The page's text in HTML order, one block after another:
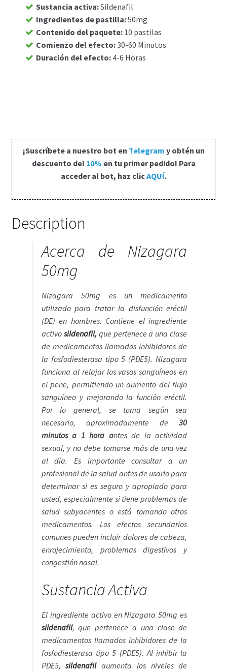
Carrito
Condiciones
Impressum
Mi cuenta
Política de privacidad
Sustancia activa:Sildenafil
Ingredientes de pastilla:50mg
Contenido del paquete: 10 pastilas
Comienzo del efecto:30-60 Minutos
Duración del efecto: 4-6 Horas
¡Suscríbete a nuestro bot en Telegram y obtén un
descuento del 10% en tu primer pedido! Para
acceder al bot, haz clicAQUÍ.
Description
Acerca de Nizagara
50mg
Nizagara 50mg es un medicamento
utilizado para tratar la disfunción eréctil
(DE) en hombres. Contiene el ingrediente
activosildenafil, que pertenece a una clase
de medicamentos llamados inhibidores de
la fosfodiesterasa tipo 5 (PDE5). Nizagara
funciona al relajar los vasos sanguíneos en
el pene, permitiendo un aumento del flujo
sanguíneo y mejorando la función eréctil.
Por lo general, se toma según sea
necesario, aproximadamente de30
minutos a 1 hora antes de la actividad
sexual, y no debe tomarse más de una vez
al día. Es importante consultar a un
profesional de la salud antes de usarlo para
determinar si es seguro y apropiado para
usted, especialmente si tiene problemas de
salud subyacentes o está tomando otros
medicamentos. Los efectos secundarios
comunes pueden incluir dolores de cabeza,
enrojecimiento, problemas digestivos y
congestión nasal.
Sustancia Activa
El ingrediente activo en Nizagara 50mg es
sildenafil, que pertenece a una clase de
medicamentos llamados inhibidores de la
fosfodiesterasa tipo 5 (PDE5). Al inhibir la
PDE5,sildenafil aumenta los niveles de